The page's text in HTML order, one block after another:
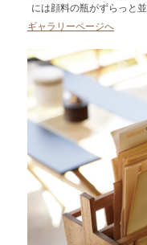
には顔料の瓶がずらっと
ギャラリーページへ